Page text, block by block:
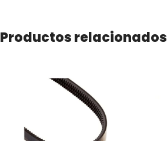
Productos relacionados